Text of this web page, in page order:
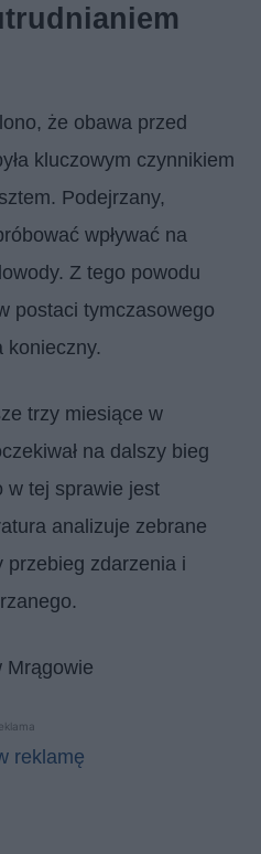
że obawa przed
kluczowym czynnikiem
Podejrzany,
wpływać na
Z tego powodu
postaci tymczasowego
konieczny.
trzy miesiące w
na dalszy bieg
w tej sprawie jest
analizuje zebrane
przebieg zdarzenia i
Mrągowie
reklamę